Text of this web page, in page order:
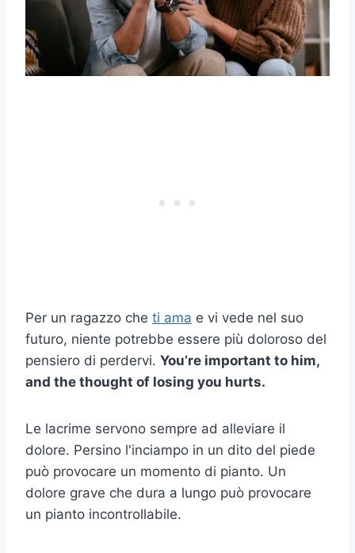
Per un ragazzo che ti ama e vi vede nel suo
futuro, niente potrebbe essere più doloroso del
pensiero di perdervi. You’re important to him,
and the thought of losing you hurts.
Le lacrime servono sempre ad alleviare il
dolore. Persino l'inciampo in un dito del piede
può provocare un momento di pianto. Un
dolore grave che dura a lungo può provocare
un pianto incontrollabile.